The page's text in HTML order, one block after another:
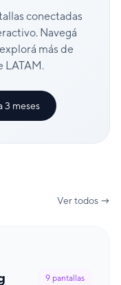
conectadas
Navegá
más de
LATAM.
3 meses
Ver todos →
9 pantallas